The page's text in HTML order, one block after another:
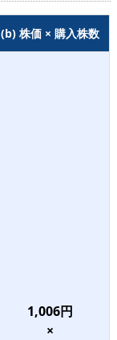
(b) 株価 × 購入株数
1,006円
×